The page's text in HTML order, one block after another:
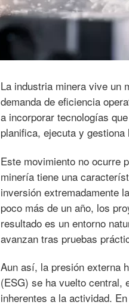
La industria minera vive un
demanda de eficiencia
a incorporar tecnologías
planifica, ejecuta y gestiona
Este movimiento no ocurre
minería tiene una
inversión extremadamente
poco más de un año, los
resultado es un entorno
avanzan tras pruebas
Aun así, la presión externa
(ESG) se ha vuelto central,
inherentes a la actividad.